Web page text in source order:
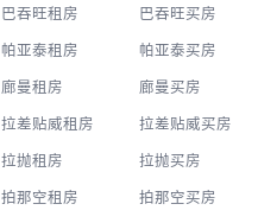
巴吞旺租房 巴吞旺买房
帕亚泰租房 帕亚泰买房
廊曼租房 廊曼买房
拉差贴威租房 拉差贴威买房
拉抛租房 拉抛买房
拍那空租房 拍那空买房